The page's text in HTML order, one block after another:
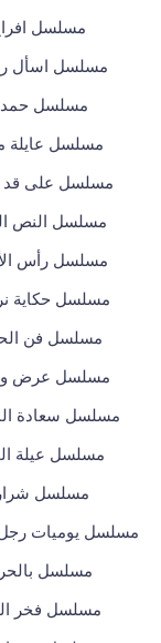
مسلسل
مسلسل اسأل
مسلسل
مسلسل عايلة
مسلسل على قد
مسلسل النص
مسلسل رأس
مسلسل حكاية
مسلسل فن
مسلسل عرض
مسلسل سعادة
مسلسل عيلة
مسلسل
مسلسل يوميات رجل
مسلسل
مسلسل فخر